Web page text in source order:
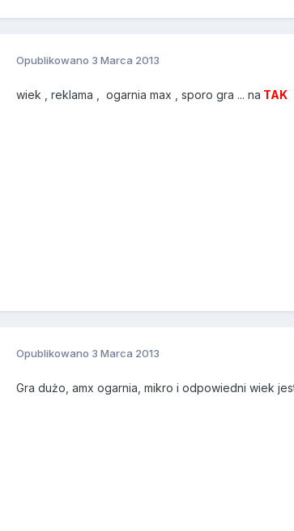
Opublikowano 3 Marca 2013
wiek , reklama , ogarnia max , sporo gra ... na TAK
Opublikowano 3 Marca 2013
Gra dużo, amx ogarnia, mikro i odpowiedni wiek